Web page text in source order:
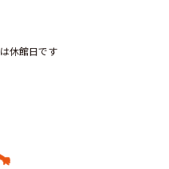
は休館日です